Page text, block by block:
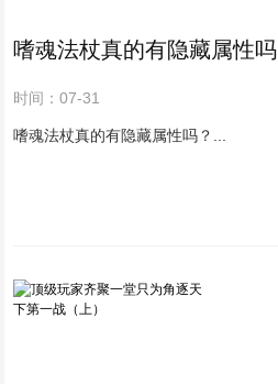
嗜魂法杖真的有隐藏属性吗
时间：07-31
嗜魂法杖真的有隐藏属性吗？...